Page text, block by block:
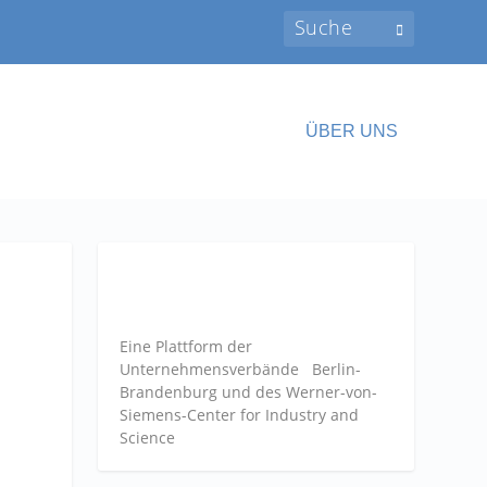
ÜBER UNS
Eine Plattform der
Unternehmensverbände Berlin-
Brandenburg und des Werner-von-
Siemens-Center for Industry and
Science